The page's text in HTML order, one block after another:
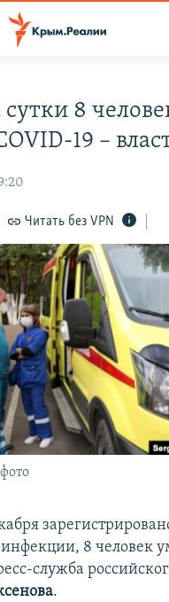
КРЫМА
КРЫМА. 11 ИСТОРИЙ
8
19 –
Читать без VPN
8 человек
служба
.